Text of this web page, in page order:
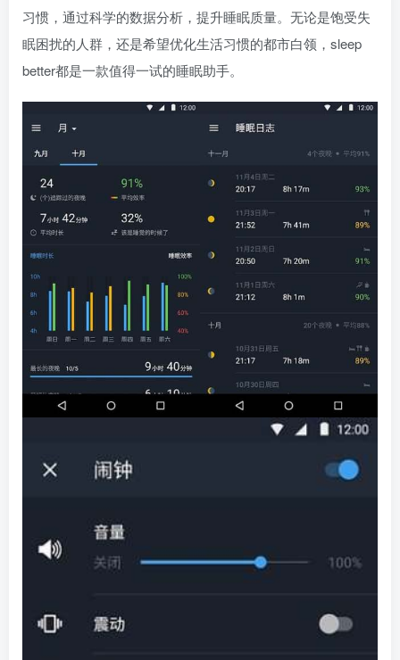
习惯，通过科学的数据分析，提升睡眠质量。无论是饱受失
眠困扰的人群，还是希望优化生活习惯的都市白领，sleep
better都是一款值得一试的睡眠助手。